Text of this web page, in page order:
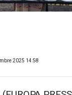
2025 14:58